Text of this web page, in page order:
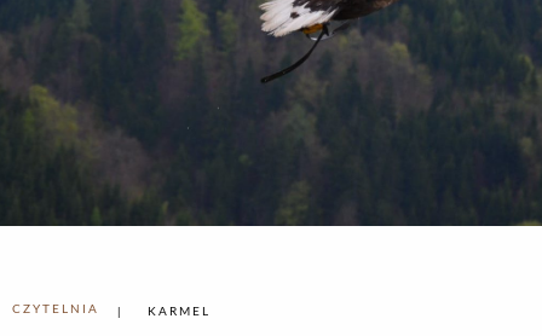
CZYTELNIA KARMEL